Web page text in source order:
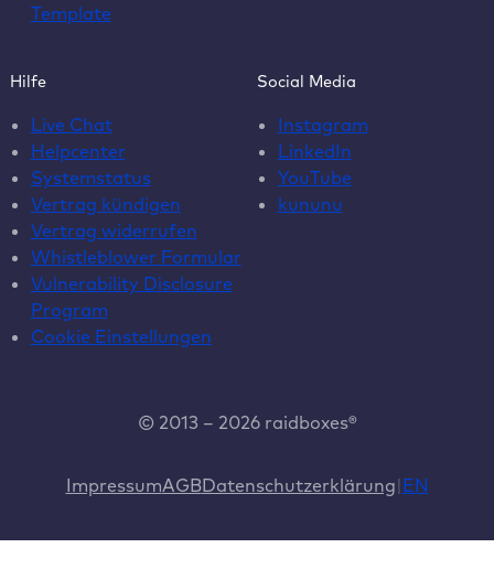
Template
Hilfe
Live Chat
Helpcenter
Systemstatus
Vertrag kündigen
Vertrag widerrufen
Whistleblower Formular
Vulnerability Disclosure
Program
Cookie Einstellungen
Social Media
Instagram
LinkedIn
YouTube
kununu
© 2013 – 2026 raidboxes®
ImpressumAGBDatenschutzerklärung EN